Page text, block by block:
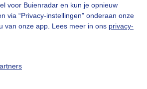
voor Buienradar en kun je opnieuw
via “Privacy-instellingen” onderaan onze
van onze app. Lees meer in ons privacy-